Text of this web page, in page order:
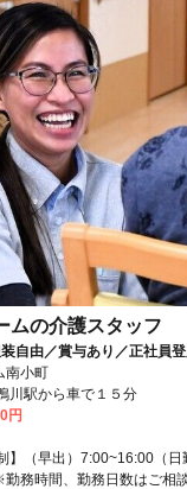
ムの介護スタッフ
自由／賞与あり／正社員
給あり／社食あり／制服貸
南小町
川駅から車で１５分
円
】（早出）7:00~16:00（
務時間、勤務日数はご相